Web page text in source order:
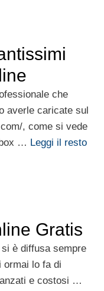
che
averle caricate sul
, come si vede
… Leggi il resto
Gratis
è diffusa sempre
ormai lo fa di
e costosi …